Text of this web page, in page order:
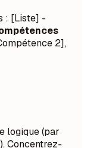
: [Liste] -
2],
logique (par
Concentrez-